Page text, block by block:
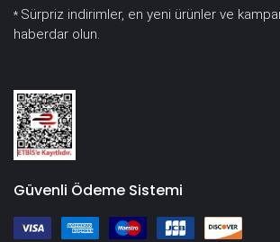
* Sürpriz indirimler, en yeni ürünler ve
haberdar olun.
Güvenli Ödeme Sistemi